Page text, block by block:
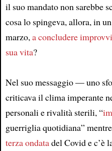
Article
il suo mandato non sarebbe
cosa lo spingeva, allora, in
marzo,a concludere
sua vita?
Nel suo messaggio — uno
criticava il clima imperante
personali e rivalità sterili, “
guerriglia quotidiana”
terza ondatadel Covid e c’è